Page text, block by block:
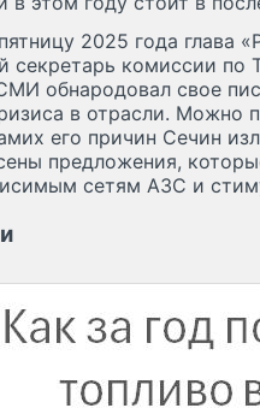
2025 года глава
секретарь комиссии по
обнародовал свое
в отрасли. Можно
его причин Сечин
предложения,
сетям АЗС и